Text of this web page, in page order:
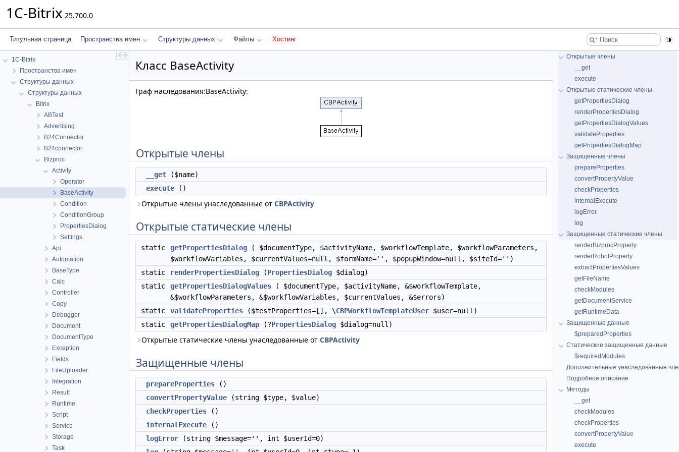
1C-Bitrix 25.700.0
Титульная страница Пространства имен Структуры данных Файлы Хостинг
1C-Bitrix
Пространства имен
Структуры данных
Структуры данных
Bitrix
ABTest
Advertising
B24Connector
B24connector
Bizproc
Activity
Operator
BaseActivity
Condition
ConditionGroup
PropertiesDialog
Settings
Api
Automation
BaseType
Calc
Controller
Copy
Debugger
Document
DocumentType
Exception
Fields
FileUploader
Integration
Result
Runtime
Script
Service
Storage
Task
Класс BaseActivity
Граф наследования:BaseActivity:
Открытые члены
__get ($name)
execute ()
Открытые члены унаследованные от CBPActivity
Открытые статические члены
static getPropertiesDialog ( $documentType, $activityName, $workflowTemplate, $workflowParameters,
$workflowVariables, $currentValues=null, $formName='', $popupWindow=null, $siteId='')
static
renderPropertiesDialog (PropertiesDialog $dialog)
static
getPropertiesDialogValues ( $documentType, $activityName, &$workflowTemplate,
&$workflowParameters, &$workflowVariables, $currentValues, &$errors)
static
validateProperties ($testProperties=[], \CBPWorkflowTemplateUser $user=null)
static
getPropertiesDialogMap (?PropertiesDialog $dialog=null)
Открытые статические члены унаследованные от CBPActivity
Защищенные члены
prepareProperties ()
convertPropertyValue (string $type, $value)
checkProperties ()
internalExecute ()
logError (string $message='', int $userId=0)
Открытые члены
__get
execute
Открытые статические члены
getPropertiesDialog
renderPropertiesDialog
getPropertiesDialogValues
validateProperties
getPropertiesDialogMap
Защищенные члены
prepareProperties
convertPropertyValue
checkProperties
internalExecute
logError
log
Защищенные статические члены
renderBizprocProperty
renderRobotProperty
extractPropertiesValues
getFileName
checkModules
getDocumentService
getRuntimeData
Защищенные данные
$preparedProperties
Статические защищенные данные
$requiredModules
Дополнительные унаследованные
Подробное описание
Методы
__get
checkModules
checkProperties
convertPropertyValue
execute